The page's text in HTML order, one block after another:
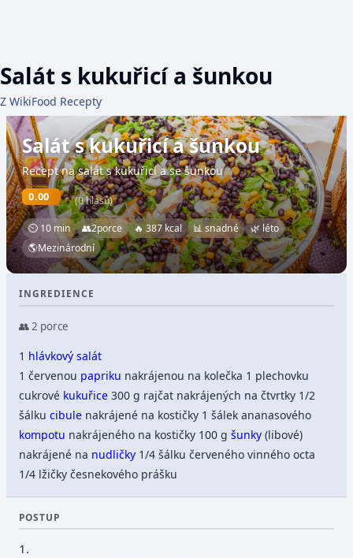
Salát s kukuřicí a šunkou
Z WikiFood Recepty
Salát s kukuřicí a šunkou
Recept na salát s kukuřicí a se šunkou
0.00 (0 hlasů)
⏲ 10 min 👥2porce 🔥 387 kcal 📊 snadné
🌿 léto
🌎Mezinárodní
INGREDIENCE
👥 2 porce
1 hlávkový salát
1 červenou papriku nakrájenou na kolečka 1 plechovku
cukrové kukuřice 300 g rajčat nakrájených na čtvrtky 1/2
šálkucibule nakrájené na kostičky 1 šálek ananasového
kompotu nakrájeného na kostičky 100 gšunky (libové)
nakrájené na nudličky 1/4 šálku červeného vinného octa
1/4 lžičky česnekového prášku
POSTUP
1.